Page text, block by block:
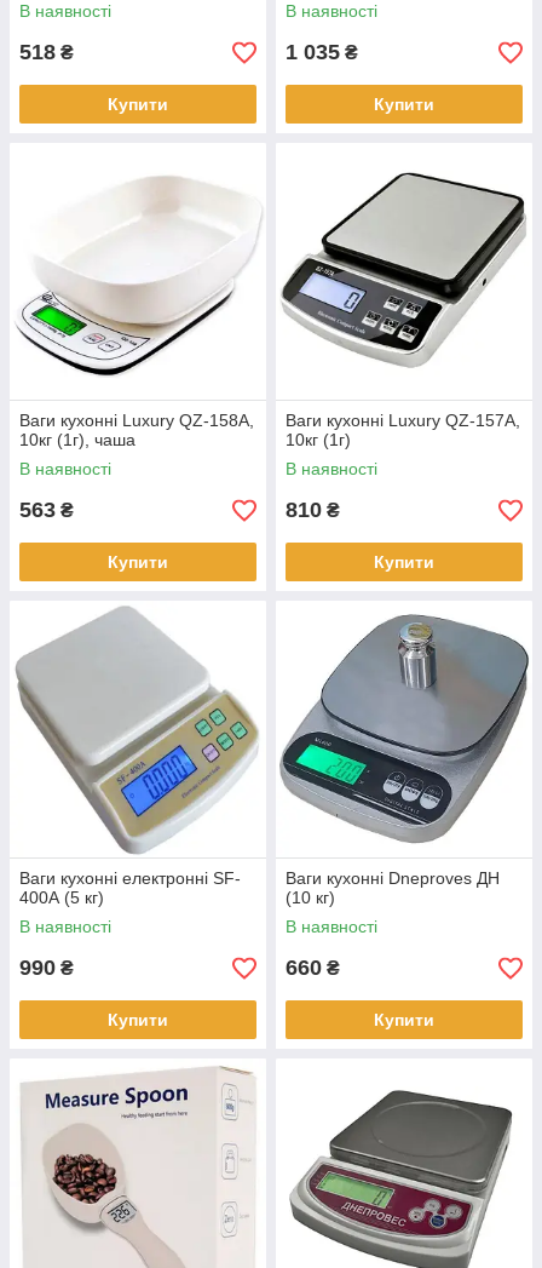
В наявності
518 ₴
Купити
В наявності
1 035 ₴
Купити
Ваги кухонні Luxury QZ-158A,
10кг (1г), чаша
В наявності
563 ₴
Купити
Ваги кухонні Luxury QZ-157A,
10кг (1г)
В наявності
810 ₴
Купити
Ваги кухонні електронні SF-
400А (5 кг)
В наявності
990 ₴
Купити
Ваги кухонні Dneproves ДН
(10 кг)
В наявності
660 ₴
Купити